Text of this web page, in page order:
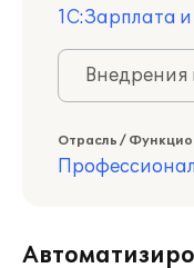
1С:Зарплата
Внедрения
Отрасль /